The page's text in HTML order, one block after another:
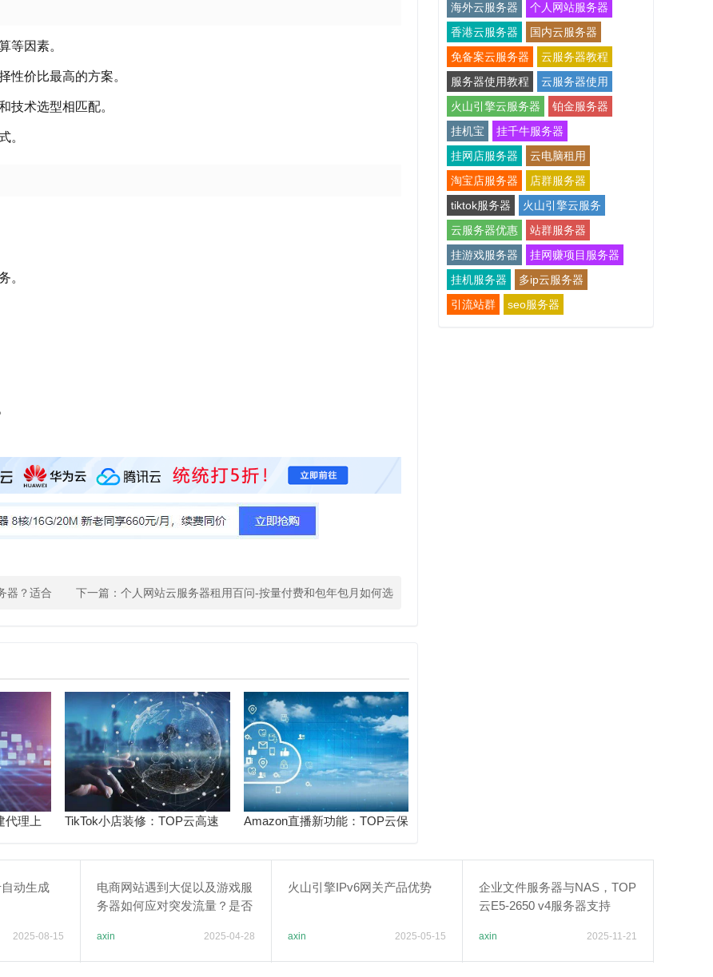
等因素。
性价比最高的方案。
技术选型相匹配。
。
。
器？适合 下一篇： 个人网站云服务器租用百问-按量付费和包年包月如何选
代理上
TikTok小店装修：TOP云高速
Amazon直播新功能：TOP云保
海外云服务器
个人网站服务器
香港云服务器
国内云服务器
免备案云服务器
云服务器教程
服务器使用教程
云服务器使用
火山引擎云服务器
铂金服务器
挂机宝
挂千牛服务器
挂网店服务器
云电脑租用
淘宝店服务器
店群服务器
tiktok服务器
火山引擎云服务
云服务器优惠
站群服务器
挂游戏服务器
挂网赚项目服务器
挂机服务器
多ip云服务器
引流站群
seo服务器
动生成
2025-08-15
电商网站遇到大促以及游戏服
务器如何应对突发流量？是否
axin 2025-04-28
火山引擎IPv6网关产品优势
axin 2025-05-15
企业文件服务器与NAS，TOP
云E5-2650 v4服务器支持
axin 2025-11-21